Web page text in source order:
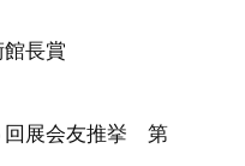
長賞
回展会友推挙 第